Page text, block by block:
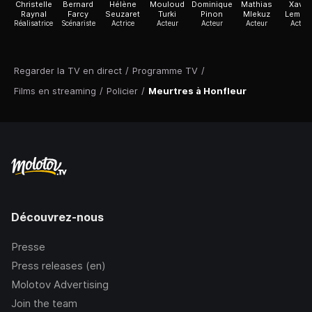
Regarder la TV en direct / Programme TV /
Films en streaming / Policier / Meurtres à Honfleur
Christelle
Raynal
Réalisatrice
Bernard
Farcy
Scénariste
Hélène
Seuzaret
Actrice
Mouloud
Turki
Acteur
Dominique
Pinon
Acteur
Mathias
Mlekuz
Acteur
Xavier
Acteur
Découvrez-nous
Presse
Press releases (en)
Molotov Advertising
Join the team